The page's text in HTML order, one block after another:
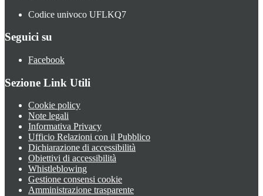
Codice univoco UFLKQ7
Seguici su
Facebook
Sezione Link Utili
Cookie policy
Note legali
Informativa Privacy
Ufficio Relazioni con il Pubblico
Dichiarazione di accessibilità
Obiettivi di accessibilità
Whistleblowing
Gestione consensi cookie
Amministrazione trasparente